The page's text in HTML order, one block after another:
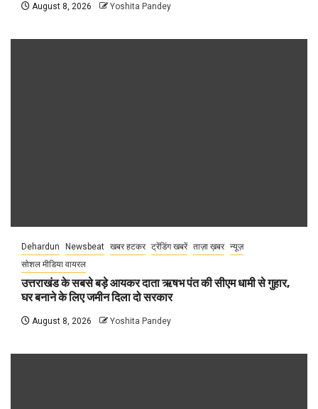
August 8, 2026 Yoshita Pandey
Dehardun Newsbeat खबर हटकर ट्रेंडिंग खबरें ताज़ा ख़बर न्यूज़
सोशल मीडिया वायरल
उत्तराखंड के सबसे बड़े आयकर दाता ऋषभ पंत की सीएम धामी से गुहार,
घर बनाने के लिए जमीन दिला दो सरकार
August 8, 2026 Yoshita Pandey